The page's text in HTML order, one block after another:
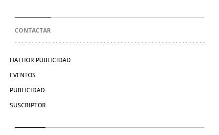
CONTACTAR
HATHOR PUBLICIDAD
EVENTOS
PUBLICIDAD
SUSCRIPTOR